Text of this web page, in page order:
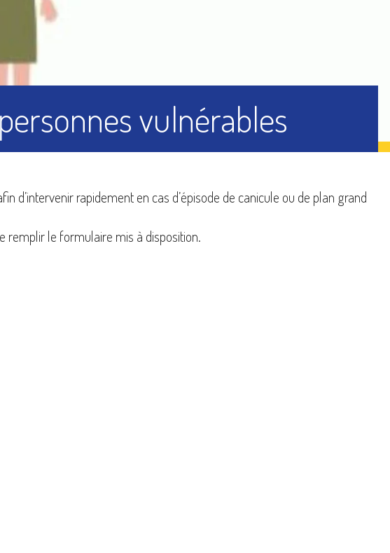
Transports Gestion des déchets
vulnérables
d’intervenir rapidement en cas d’épisode de canicule ou de plan grand
remplir le formulaire mis à disposition.